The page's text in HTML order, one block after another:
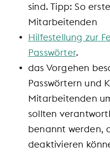
sind. Tipp: So
Mitarbeitenden
Hilfestellung zur
Passwörter.
das Vorgehen
Passwörtern und
Mitarbeitenden
sollten
benannt werden,
deaktivieren